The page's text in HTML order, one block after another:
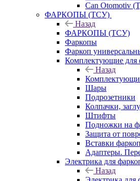
Can Otomotiv
ФАРКОПЫ (ТСУ)
Назад
ФАРКОПЫ (ТСУ)
Фаркопы
Фаркоп
Комплектующие для
Назад
Шары
Подрозетники
Колпачки,
Штифты
Подножки на
Защита от
Вставки
Адаптеры.
Электрика для
Назад